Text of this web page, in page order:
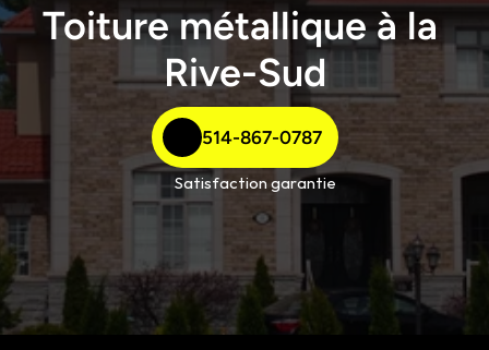
Toiture métallique à la
Rive-Sud
514-867-0787
Satisfaction garantie